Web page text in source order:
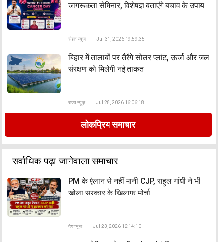
जागरूकता सेमिनार, विशेषज्ञ बताएंगे बचाव के उपाय
सेहत न्यूज़ Jul 31, 2026 19:59:35
बिहार में तालाबों पर तैरेंगे सोलर प्लांट, ऊर्जा और जल
संरक्षण को मिलेगी नई ताकत
राज्य न्यूज़ Jul 28, 2026 16:06:18
लोकप्रिय समाचार
सर्वाधिक पढ़ा जानेवाला समाचार
PM के ऐलान से नहीं मानी CJP, राहुल गांधी ने भी
खोला सरकार के खिलाफ मोर्चा
देश न्यूज़ Jul 23, 2026 12:14:10